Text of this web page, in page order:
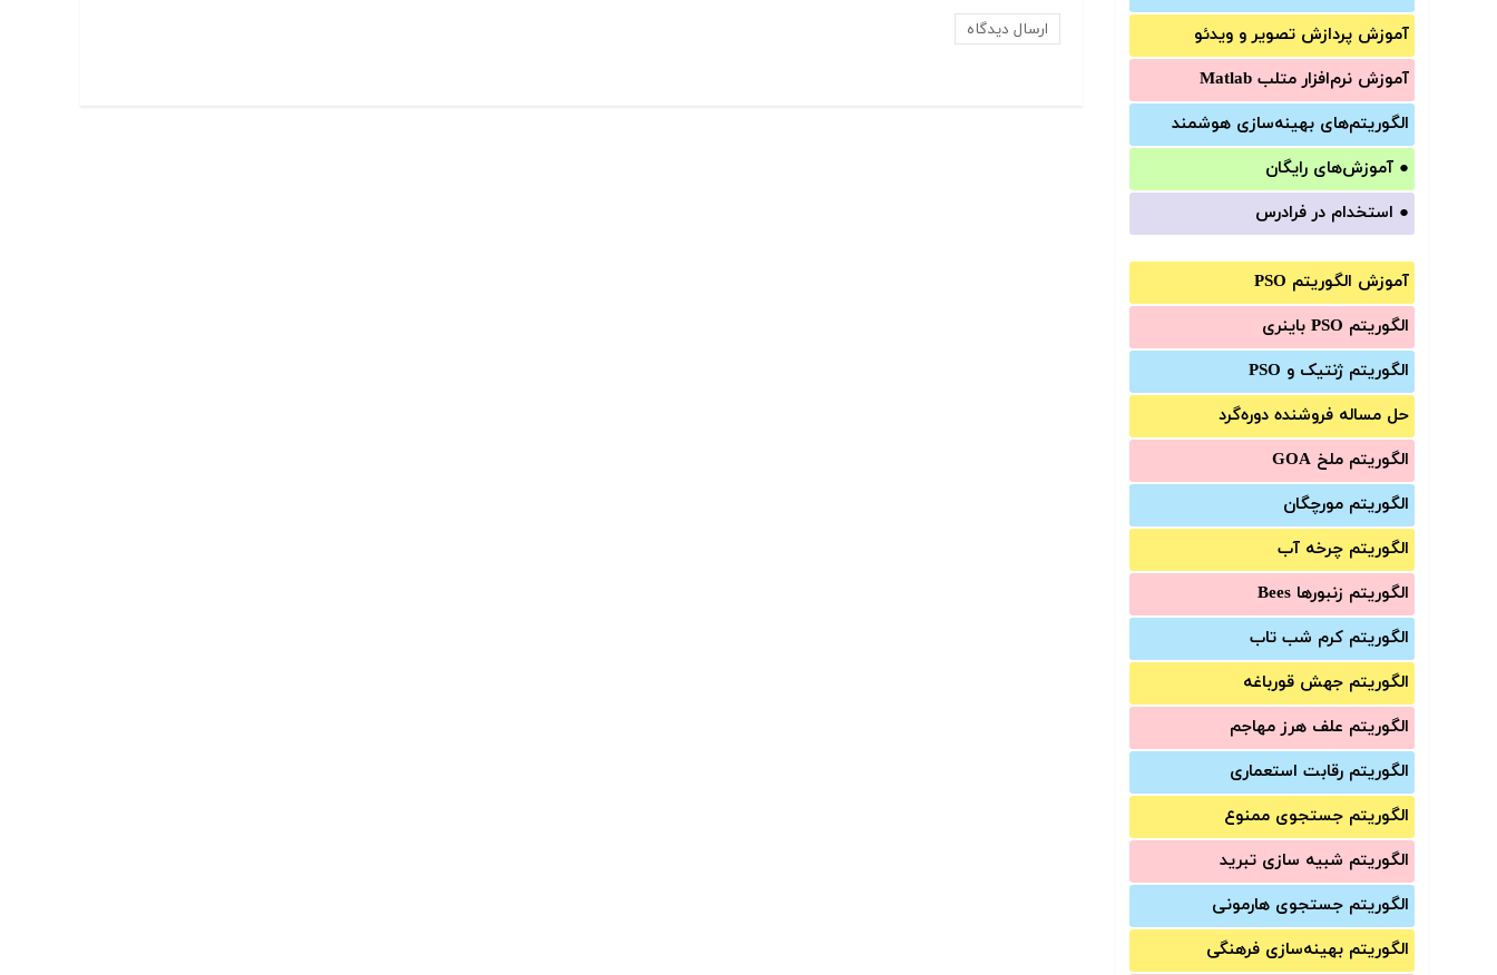
آموزش‌ پردازش تصویر و ویدئو
آموزش‌ نرم‌افزار متلب Matlab
الگوریتم‌های بهینه‌سازی هوشمند
● آموزش‌های رایگان
● استخدام در فرادرس
آموزش الگوریتم PSO
الگوریتم PSO باینری
الگوریتم ژنتیک و PSO
حل مساله فروشنده دوره‌گرد
الگوریتم ملخ GOA
الگوریتم مورچگان
الگوریتم چرخه آب
الگوریتم زنبورها Bees
الگوریتم کرم شب تاب
الگوریتم جهش قورباغه
الگوریتم علف هرز مهاجم
الگوریتم رقابت استعماری
الگوریتم جستجوی ممنوع
الگوریتم شبیه سازی تبرید
الگوریتم جستجوی هارمونی
الگوریتم بهینه‌سازی فرهنگی